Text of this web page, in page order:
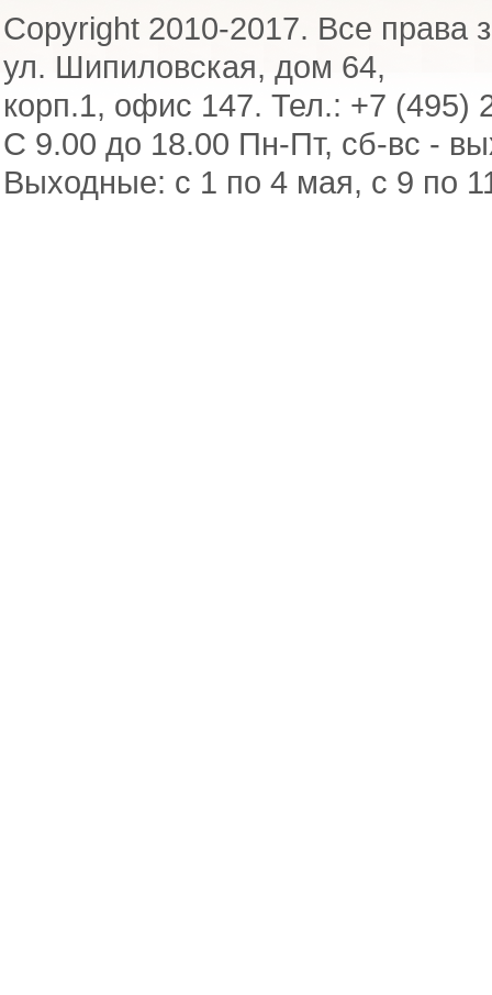
Copyright 2010-2017. Все права
ул. Шипиловская, дом 64,
корп.1, офис 147. Тел.: +7 (495)
С 9.00 до 18.00 Пн-Пт, сб-вс -
Выходные: с 1 по 4 мая, с 9 по